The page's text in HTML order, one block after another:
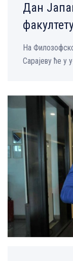
Дан
На
Сарајеву ће у